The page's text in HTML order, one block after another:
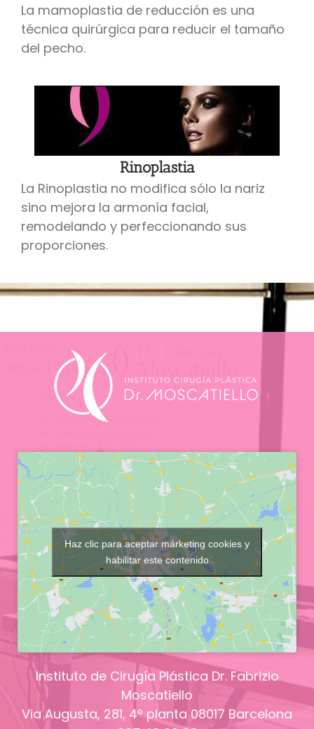
La mamoplastia de reducción es una
técnica quirúrgica para reducir el tamaño
del pecho.
Rinoplastia
La Rinoplastia no modifica sólo la nariz
sino mejora la armonía facial,
remodelando y perfeccionando sus
proporciones.
Haz clic para aceptar márketing cookies y
habilitar este contenido
Instituto de Cirugía Plástica Dr. Fabrizio
Moscatiello
Via Augusta, 281, 4º planta 08017 Barcelona